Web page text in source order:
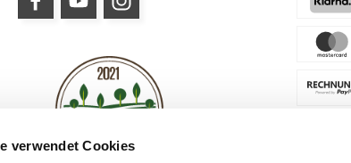
verwendet Cookies